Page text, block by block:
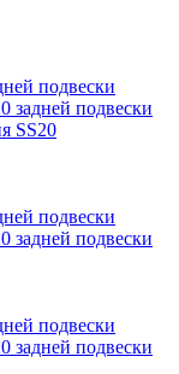
подвески
задней подвески
SS20
подвески
задней подвески
подвески
задней подвески